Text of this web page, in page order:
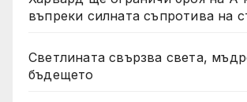
въпреки силната съпротива на
Светлината свързва света,
бъдещето